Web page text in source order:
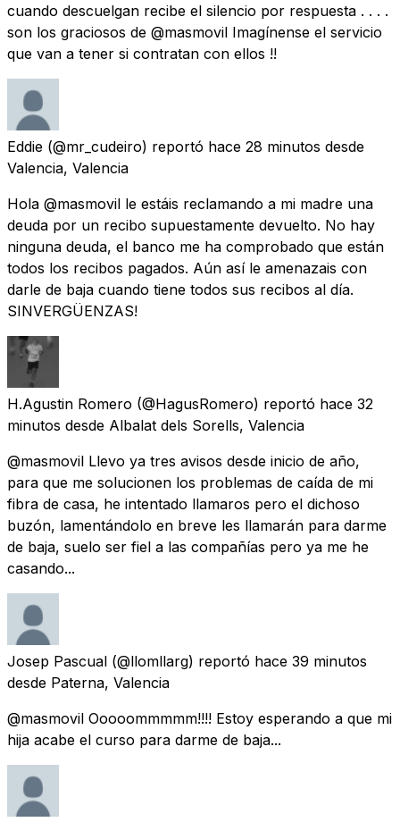
cuando descuelgan recibe el silencio por respuesta . . . .
son los graciosos de @masmovil Imagínense el servicio
que van a tener si contratan con ellos !!
Eddie (@mr_cudeiro) reportó hace 28 minutos desde
Valencia, Valencia
Hola @masmovil le estáis reclamando a mi madre una
deuda por un recibo supuestamente devuelto. No hay
ninguna deuda, el banco me ha comprobado que están
todos los recibos pagados. Aún así le amenazais con
darle de baja cuando tiene todos sus recibos al día.
SINVERGÜENZAS!
H.Agustin Romero (@HagusRomero) reportó hace 32
minutos desde Albalat dels Sorells, Valencia
@masmovil Llevo ya tres avisos desde inicio de año,
para que me solucionen los problemas de caída de mi
fibra de casa, he intentado llamaros pero el dichoso
buzón, lamentándolo en breve les llamarán para darme
de baja, suelo ser fiel a las compañías pero ya me he
casando...
Josep Pascual (@llomllarg) reportó hace 39 minutos
desde Paterna, Valencia
@masmovil Ooooommmmm!!!! Estoy esperando a que mi
hija acabe el curso para darme de baja...